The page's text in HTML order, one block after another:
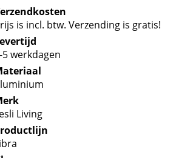
is incl. btw. Verzending is gratis!
5 werkdagen
Living